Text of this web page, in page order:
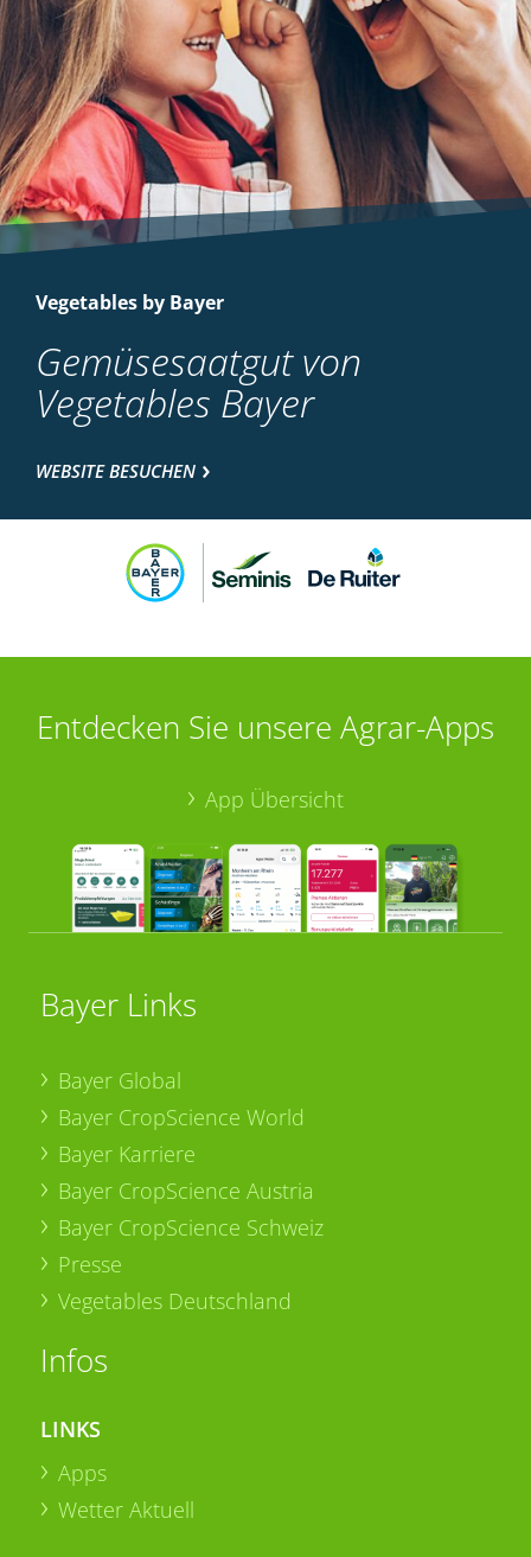
Vegetables by Bayer
Gemüsesaatgut von
Vegetables Bayer
WEBSITE BESUCHEN
Entdecken Sie unsere Agrar-Apps
App Übersicht
Bayer Links
Bayer Global
Bayer CropScience World
Bayer Karriere
Bayer CropScience Austria
Bayer CropScience Schweiz
Presse
Vegetables Deutschland
Infos
LINKS
Apps
Wetter Aktuell